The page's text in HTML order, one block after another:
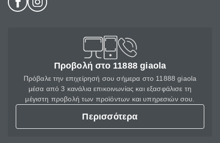
Προβολή στο 11888 giaola
Πρόβαλε την επιχείρησή σου σήμερα στο 11888 giaola
μέσα από 3 κανάλια επικοινωνίας και εξασφάλισε τη
μέγιστη προβολή των προϊόντων και υπηρεσιών σου.
Περισσότερα